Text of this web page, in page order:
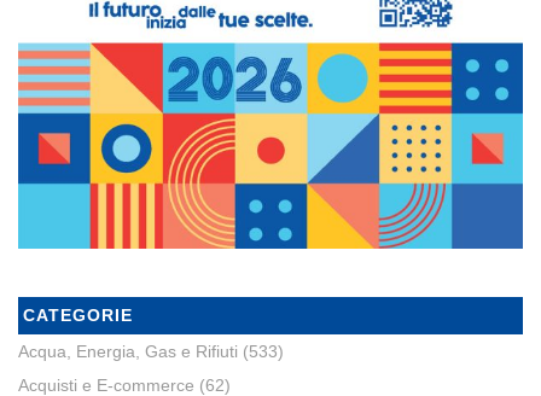
CATEGORIE
Acqua, Energia, Gas e Rifiuti (533)
Acquisti e E-commerce (62)